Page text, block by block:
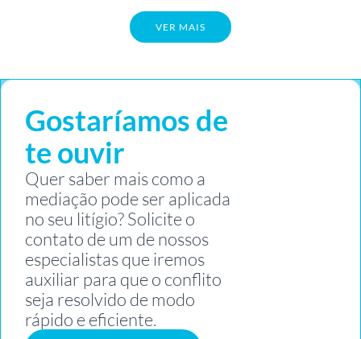
VER MAIS
Gostaríamos de
te ouvir
Quer saber mais como a
mediação pode ser aplicada
no seu litígio? Solicite o
contato de um de nossos
especialistas que iremos
auxiliar para que o conflito
seja resolvido de modo
rápido e eficiente.